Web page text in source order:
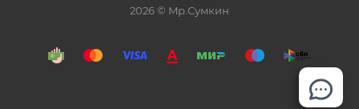
2026 © Mр.Сумкин